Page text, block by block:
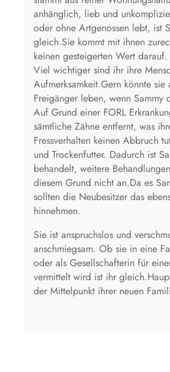
anhänglich, lieb und
oder ohne Artgenossen lebt, ist
gleich.Sie kommt mit ihnen
keinen gesteigerten Wert darauf.
Viel wichtiger sind ihr ihre
Aufmerksamkeit.Gern könnte sie
Freigänger leben, wenn Sammy
Auf Grund einer FORL
sämtliche Zähne entfernt, was
Fressverhalten keinen Abbruch
und Trockenfutter. Dadurch ist
behandelt, weitere
diesem Grund nicht an.Da es
sollten die Neubesitzer das
hinnehmen.
Sie ist anspruchslos und
anschmiegsam. Ob sie in eine
oder als Gesellschafterin für
vermittelt wird ist ihr
der Mittelpunkt ihrer neuen